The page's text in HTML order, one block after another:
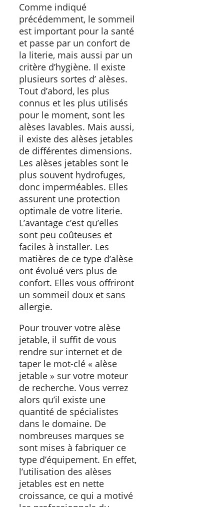
Comme indiqué
précédemment, le sommeil
est important pour la santé
et passe par un confort de
la literie, mais aussi par un
critère d’hygiène. Il existe
plusieurs sortes d’ alèses.
Tout d’abord, les plus
connus et les plus utilisés
pour le moment, sont les
alèses lavables. Mais aussi,
il existe des alèses jetables
de différentes dimensions.
Les alèses jetables sont le
plus souvent hydrofuges,
donc imperméables. Elles
assurent une protection
optimale de votre literie.
L’avantage c’est qu’elles
sont peu coûteuses et
faciles à installer. Les
matières de ce type d’alèse
ont évolué vers plus de
confort. Elles vous offriront
un sommeil doux et sans
allergie.
Pour trouver votre alèse
jetable, il suffit de vous
rendre sur internet et de
taper le mot-clé « alèse
jetable » sur votre moteur
de recherche. Vous verrez
alors qu’il existe une
quantité de spécialistes
dans le domaine. De
nombreuses marques se
sont mises à fabriquer ce
type d’équipement. En effet,
l’utilisation des alèses
jetables est en nette
croissance, ce qui a motivé